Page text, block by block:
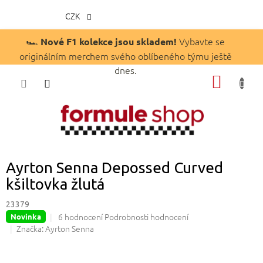
obsah
🏎️ Nové F1 kolekce jsou skladem! Vybavte se
originálním merchem svého oblíbeného týmu ještě
dnes.
CZK
Ayrton Senna Depossed Curved
kšiltovka žlutá
23379
Novinka
Průměrné
hodnocení
6 hodnoceníPodrobnosti hodnocení
Značka:Ayrton Senna